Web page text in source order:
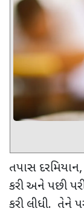
તપાસ દરમિયાન,
કરી અને પછી
કરી લીધી. તેને